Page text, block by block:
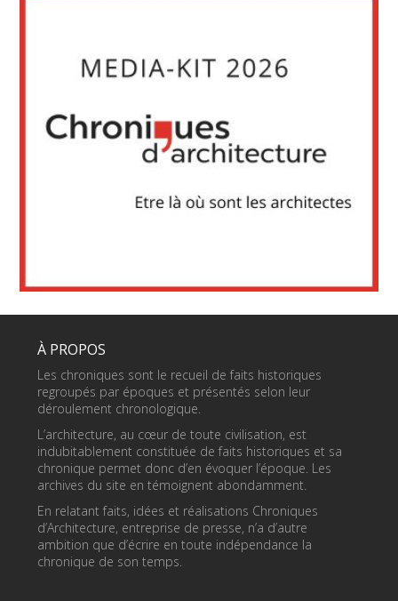
À PROPOS
Les chroniques sont le recueil de faits historiques
regroupés par époques et présentés selon leur
déroulement chronologique.
L’architecture, au cœur de toute civilisation, est
indubitablement constituée de faits historiques et sa
chronique permet donc d’en évoquer l’époque. Les
archives du site en témoignent abondamment.
En relatant faits, idées et réalisations Chroniques
d’Architecture, entreprise de presse, n’a d’autre
ambition que d’écrire en toute indépendance la
chronique de son temps.